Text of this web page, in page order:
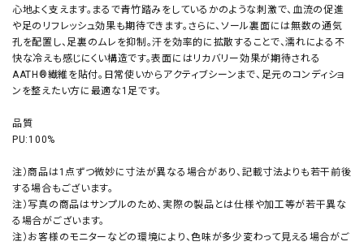
心地よく支えます。まるで青竹踏みをしているかのような刺激で、血流の促進
や足のリフレッシュ効果も期待できます。さらに、ソール裏面には無数の通気
孔を配置し、足裏のムレを抑制。汗を効率的に拡散することで、濡れによる不
快な冷えも感じにくい構造です。表面にはリカバリー効果が期待される
AATH®繊維を貼付。日常使いからアクティブシーンまで、足元のコンディショ
ンを整えたい方に最適な1足です。
品質
PU:100%
注）商品は1点ずつ微妙に寸法が異なる場合があり、記載寸法よりも若干前後
する場合もございます。
注）写真の商品はサンプルのため、実際の製品とは仕様や加工等が若干異な
る場合がございます。
注）お客様のモニターなどの環境により、色味が多少変わって見える場合がご